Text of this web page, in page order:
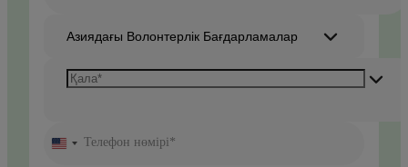
Азиядағы Волонтерлік Бағдарламалар
UnitedТелефон нөмірі*